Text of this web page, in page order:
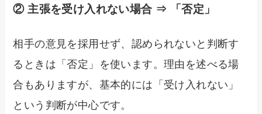
② 主張を受け入れない場合 ⇒ 「否定」
相手の意見を採用せず、認められないと判断す
るときは「否定」を使います。理由を述べる場
合もありますが、基本的には「受け入れない」
という判断が中心です。